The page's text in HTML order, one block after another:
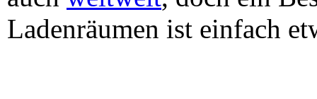
Ladenräumen ist einfach